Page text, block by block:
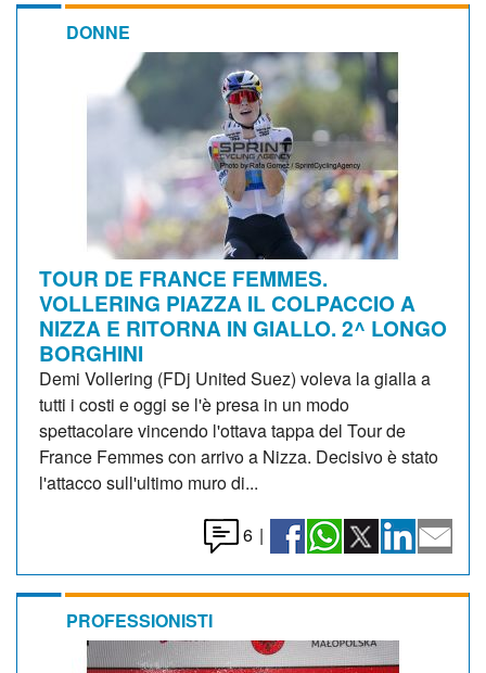
DONNE
TOUR DE FRANCE FEMMES.
VOLLERING PIAZZA IL COLPACCIO A
NIZZA E RITORNA IN GIALLO. 2^ LONGO
BORGHINI
Demi Vollering (FDj United Suez) voleva la gialla a
tutti i costi e oggi se l'è presa in un modo
spettacolare vincendo l'ottava tappa del Tour de
France Femmes con arrivo a Nizza. Decisivo è stato
l'attacco sull'ultimo muro di...
6 |
PROFESSIONISTI